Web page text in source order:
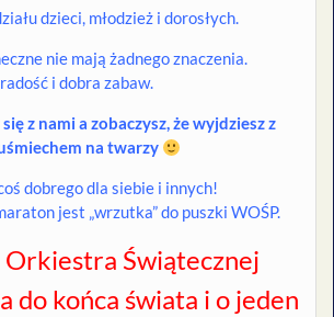
dzieci, młodzież i dorosłych.
nie mają żadnego znaczenia.
i dobra zabaw.
z nami a zobaczysz, że wyjdziesz z
na twarzy
dobrego dla siebie i innych!
jest „wrzutka” do puszki WOŚP.
Świątecznej
do końca świata i o jeden